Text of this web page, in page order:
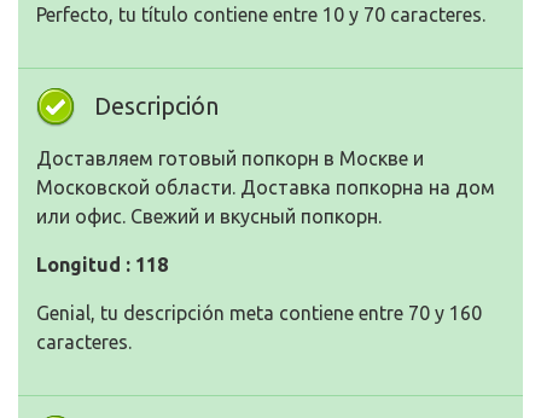
Perfecto, tu título contiene entre 10 y 70 caracteres.
Descripción
Доставляем готовый попкорн в Москве и
Московской области. Доставка попкорна на дом
или офис. Свежий и вкусный попкорн.
Longitud : 118
Genial, tu descripción meta contiene entre 70 y 160
caracteres.